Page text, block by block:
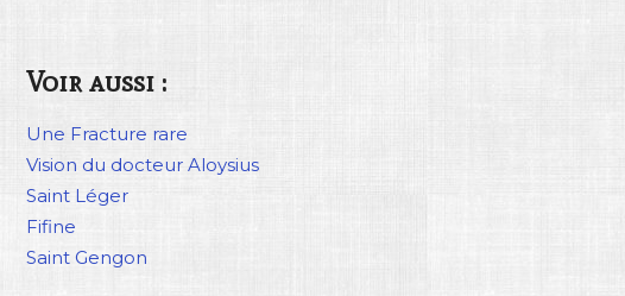
Voir aussi :
Une Fracture rare
Vision du docteur Aloysius
Saint Léger
Fifine
Saint Gengon